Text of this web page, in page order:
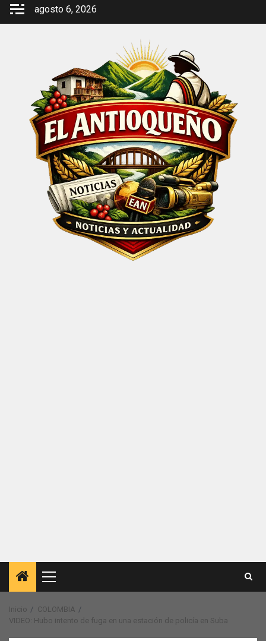
Saltar
agosto 6, 2026
Menú
principal
Inicio
COLOMBIA
VIDEO: Hubo intento de fuga en una estación de policía en Suba